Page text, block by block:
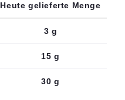
Heute gelieferte Menge
3 g
15 g
30 g